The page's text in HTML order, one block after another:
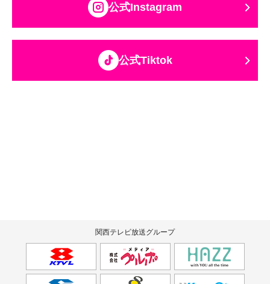
公式Instagram
公式Tiktok
関西テレビ放送グループ